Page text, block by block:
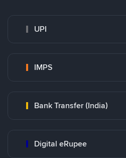
UPI
IMPS
Bank Transfer (India)
Digital eRupee